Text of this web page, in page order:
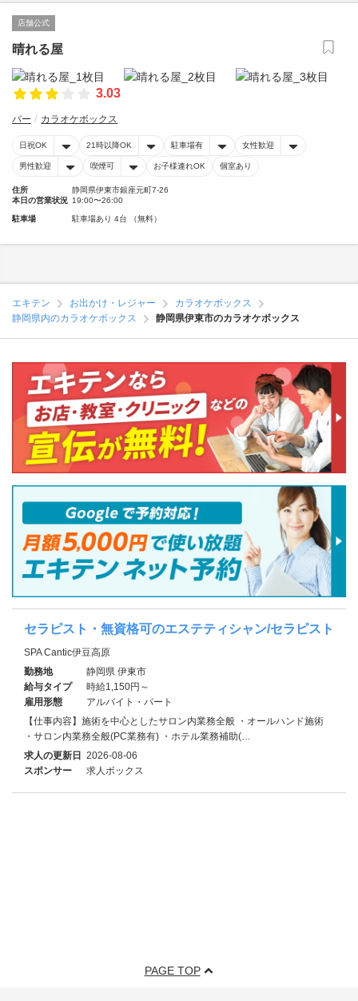
店舗公式
晴れる屋
3.03
バー カラオケボックス
日祝OK 21時以降OK 駐車場有 女性歓迎
男性歓迎 喫煙可 お子様連れOK 個室あり
住所
静岡県伊東市銀座元町7-26
本日の営業状況 19:00〜26:00
駐車場 駐車場あり 4台 （無料）
エキテン お出かけ・レジャー
カラオケボックス
静岡県内のカラオケボックス
静岡県伊東市のカラオケボックス
セラピスト・無資格可のエステティシャン/セラピスト
SPA Cantic伊豆高原
勤務地
静岡県 伊東市
給与タイプ
時給1,150円～
雇用形態
アルバイト・パート
【仕事内容】施術を中心としたサロン内業務全般 ・オールハンド施術
・サロン内業務全般(PC業務有) ・ホテル業務補助(…
求人の更新日 2026-08-06
スポンサー
求人ボックス
PAGE TOP